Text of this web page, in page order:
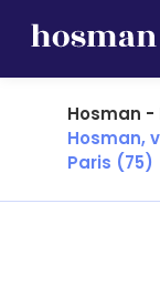
Hosman -
Hosman,
Paris (75)